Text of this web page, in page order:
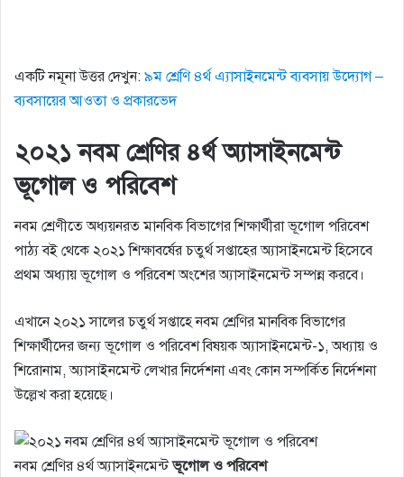
একটি নমূনা উত্তর দেখুন: ৯ম শ্রেণি ৪র্থ এ্যাসাইনমেন্ট ব্যবসায় উদ্যোগ –
ব্যবসায়ের আওতা ও প্রকারভেদ
২০২১ নবম শ্রেণির ৪র্থ অ্যাসাইনমেন্ট
ভূগোল ও পরিবেশ
নবম শ্রেণীতে অধ্যয়নরত মানবিক বিভাগের শিক্ষার্থীরা ভূগোল পরিবেশ
পাঠ্য বই থেকে ২০২১ শিক্ষাবর্ষের চতুর্থ সপ্তাহের অ্যাসাইনমেন্ট হিসেবে
প্রথম অধ্যায় ভূগোল ও পরিবেশ অংশের অ্যাসাইনমেন্ট সম্পন্ন করবে।
এখানে ২০২১ সালের চতুর্থ সপ্তাহে নবম শ্রেণির মানবিক বিভাগের
শিক্ষার্থীদের জন্য ভূগোল ও পরিবেশ বিষয়ক অ্যাসাইনমেন্ট-১, অধ্যায় ও
শিরোনাম, অ্যাসাইনমেন্ট লেখার নির্দেশনা এবং কোন সম্পর্কিত নির্দেশনা
উল্লেখ করা হয়েছে।
নবম শ্রেণির ৪র্থ অ্যাসাইনমেন্টভূগোল ও পরিবেশ